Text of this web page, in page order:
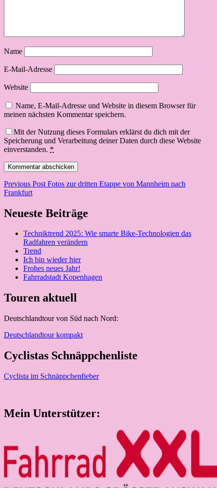
Name
E-Mail-Adresse
Website
Name, E-Mail-Adresse und Website in diesem Browser für
meinen nächsten Kommentar speichern.
Mit der Nutzung dieses Formulars erklärst du dich mit der
Speicherung und Verarbeitung deiner Daten durch diese Website
einverstanden. *
Beitragsnavigation
Previous Post Fotos zur dritten Etappe von Mannheim nach
Frankfurt
Neueste Beiträge
Techniktrend 2025: Wie smarte Bike-Technologien das
Radfahren verändern
Trend
Ich bin wieder hier
Frohes neues Jahr!
Fahrradstadt Kopenhagen
Touren aktuell
Deutschlandtour von Süd nach Nord:
Deutschlandtour kompakt
Cyclistas Schnäppchenliste
Cyclista im Schnäppchenfieber
Mein Unterstützer: